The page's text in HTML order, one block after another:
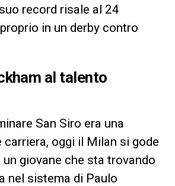
record risale al 24
in un derby contro
al talento
San Siro era una
carriera, oggi il Milan si gode
un giovane che sta trovando
nel sistema di Paulo